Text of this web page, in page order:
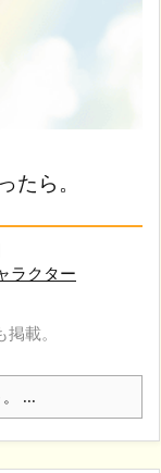
たら。
ラクター
載。
...